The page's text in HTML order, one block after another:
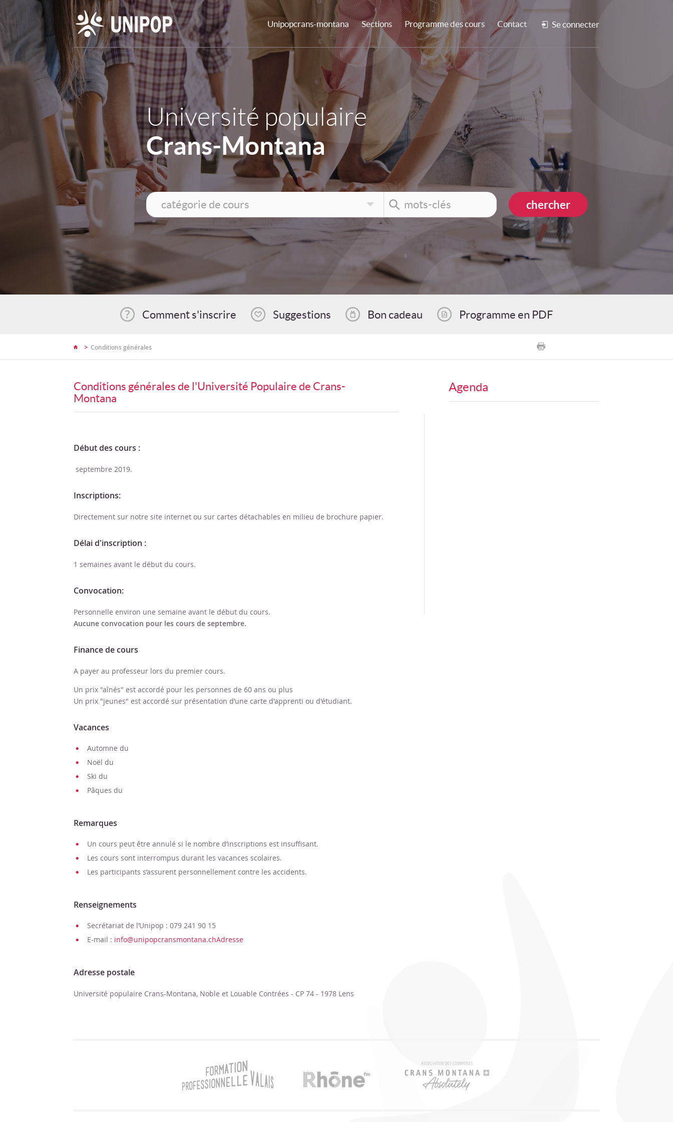
Unipopcrans-montana Sections Programme des cours Contact Se connecter
Université populaire
Crans-Montana
Comment s'inscrire Suggestions Bon cadeau Programme en PDF
> Conditions générales
Conditions générales de l'Université Populaire de Crans-
Montana
Début des cours :
septembre 2019.
Inscriptions:
Directement sur notre site internet ou sur cartes détachables en milieu de brochure papier.
Délai d'inscription :
1 semaines avant le début du cours.
Convocation:
Personnelle environ une semaine avant le début du cours.
Aucune convocation pour les cours de septembre.
Finance de cours
A payer au professeur lors du premier cours.
Un prix "aînés" est accordé pour les personnes de 60 ans ou plus
Un prix "jeunes" est accordé sur présentation d’une carte d'apprenti ou d'étudiant.
Vacances
Automne du
Noël du
Ski du
Pâques du
Remarques
Un cours peut être annulé si le nombre d’inscriptions est insuffisant.
Les cours sont interrompus durant les vacances scolaires.
Les participants s’assurent personnellement contre les accidents.
Renseignements
Secrétariat de l’Unipop : 079 241 90 15
E-mail : info@unipopcransmontana.chAdresse
Adresse postale
Université populaire Crans-Montana, Noble et Louable Contrées - CP 74 - 1978 Lens
Agenda